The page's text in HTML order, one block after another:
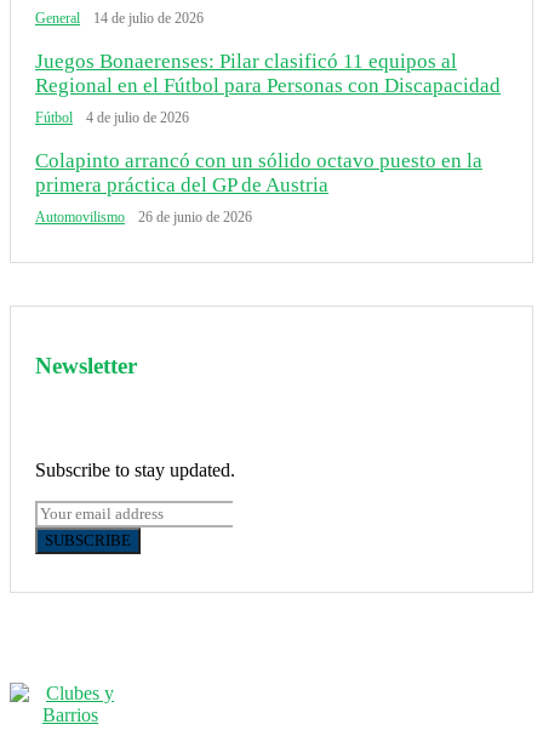
General 14 de julio de 2026
Juegos Bonaerenses: Pilar clasificó 11 equipos al
Regional en el Fútbol para Personas con Discapacidad
Fútbol 4 de julio de 2026
Colapinto arrancó con un sólido octavo puesto en la
primera práctica del GP de Austria
Automovilismo 26 de junio de 2026
Newsletter
Subscribe to stay updated.
SUBSCRIBE